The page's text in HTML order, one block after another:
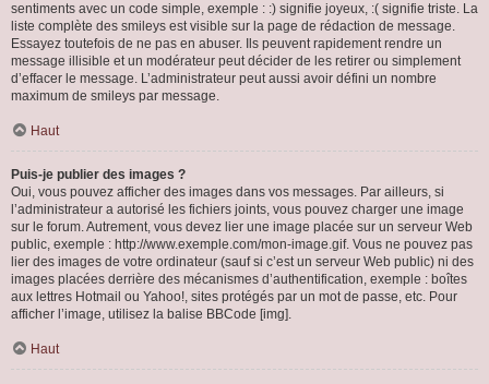
sentiments avec un code simple, exemple : :) signifie joyeux, :( signifie triste. La
liste complète des smileys est visible sur la page de rédaction de message.
Essayez toutefois de ne pas en abuser. Ils peuvent rapidement rendre un
message illisible et un modérateur peut décider de les retirer ou simplement
d’effacer le message. L’administrateur peut aussi avoir défini un nombre
maximum de smileys par message.
Haut
Puis-je publier des images ?
Oui, vous pouvez afficher des images dans vos messages. Par ailleurs, si
l’administrateur a autorisé les fichiers joints, vous pouvez charger une image
sur le forum. Autrement, vous devez lier une image placée sur un serveur Web
public, exemple : http://www.exemple.com/mon-image.gif. Vous ne pouvez pas
lier des images de votre ordinateur (sauf si c’est un serveur Web public) ni des
images placées derrière des mécanismes d’authentification, exemple : boîtes
aux lettres Hotmail ou Yahoo!, sites protégés par un mot de passe, etc. Pour
afficher l’image, utilisez la balise BBCode [img].
Haut